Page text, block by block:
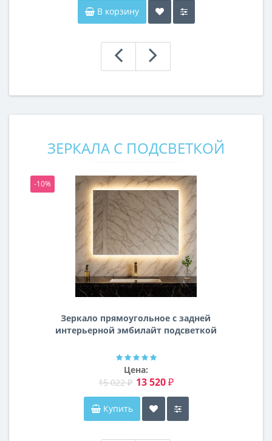
В корзину
ЗЕРКАЛА С ПОДСВЕТКОЙ
-10%
Зеркало прямоугольное с задней
интерьерной эмбилайт подсветкой
Цена:
15 022 ₽ 13 520 ₽
Купить